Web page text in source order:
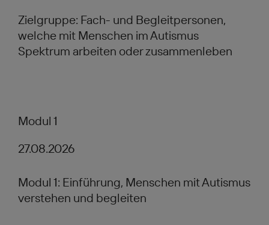
Zielgruppe: Fach- und Begleitpersonen,
welche mit Menschen im Autismus
Spektrum arbeiten oder zusammenleben
Modul 1
27.08.2026
Modul 1: Einführung, Menschen mit Autismus
verstehen und begleiten